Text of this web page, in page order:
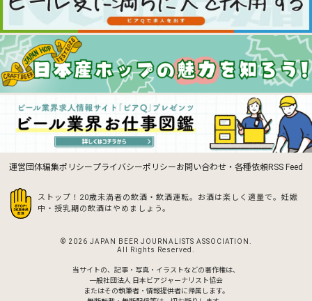
運営団体編集ポリシープライバシーポリシーお問い合わせ・各種依頼RSS Feed
ストップ！20歳未満者の飲酒・飲酒運転。お酒は楽しく適量で。 妊娠
中・授乳期の飲酒はやめましょう。
© 2026 JAPAN BEER JOURNALISTS ASSOCIATION.
All Rights Reserved.
当サイトの、記事・写真・イラストなどの著作権は、
一般社団法人 日本ビアジャーナリスト協会
またはその執筆者・情報提供者に帰属します。